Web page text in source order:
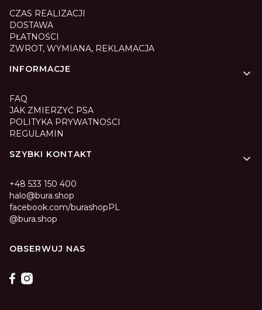
CZAS REALIZACJI
DOSTAWA
PŁATNOŚCI
ZWROT, WYMIANA, REKLAMACJA
INFORMACJE
FAQ
JAK ZMIERZYĆ PSA
POLITYKA PRYWATNOŚCI
REGULAMIN
SZYBKI KONTAKT
+48 533 150 400
halo@bura.shop
facebook.com/burashopPL
@bura.shop
OBSERWUJ NAS